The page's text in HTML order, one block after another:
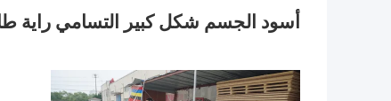
أسود الجسم شكل كبير التسامي راية